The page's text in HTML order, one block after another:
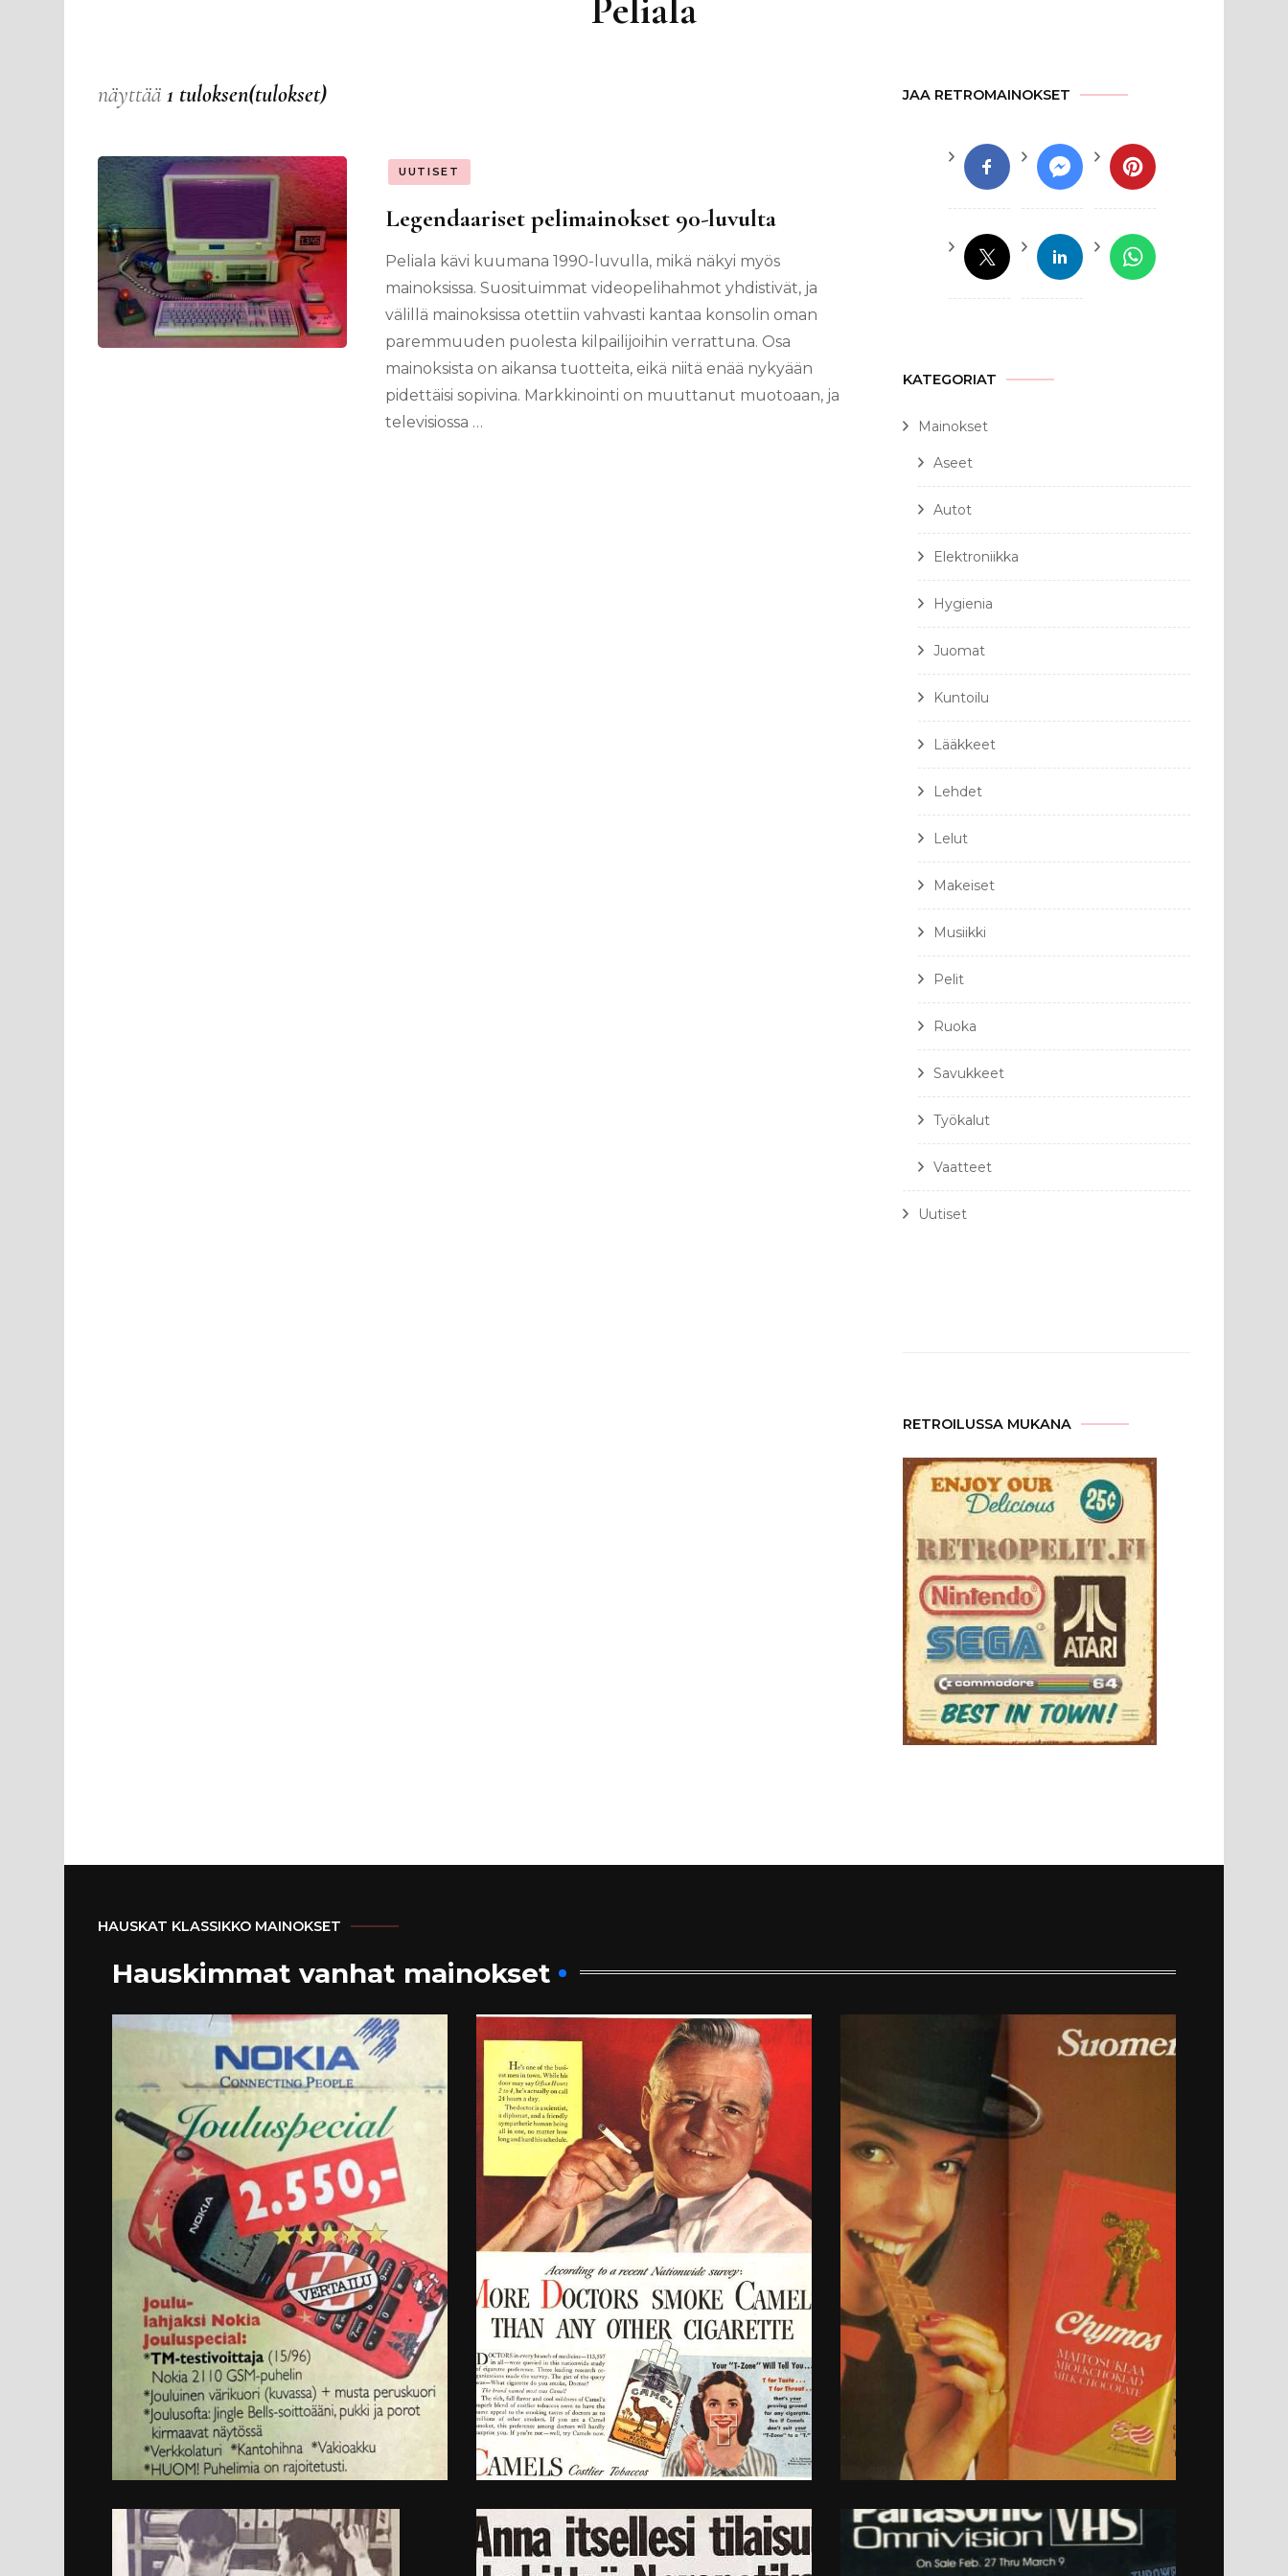
näyttää 1 tuloksen(tulokset)
UUTISET
Legendaariset pelimainokset 90-luvulta
Peliala kävi kuumana 1990-luvulla, mikä näkyi myös
mainoksissa. Suosituimmat videopelihahmot yhdistivät, ja
välillä mainoksissa otettiin vahvasti kantaa konsolin oman
paremmuuden puolesta kilpailijoihin verrattuna. Osa
mainoksista on aikansa tuotteita, eikä niitä enää nykyään
pidettäisi sopivina. Markkinointi on muuttanut muotoaan, ja
televisiossa …
JAA RETROMAINOKSET
KATEGORIAT
Mainokset
Aseet
Autot
Elektroniikka
Hygienia
Juomat
Kuntoilu
Lääkkeet
Lehdet
Lelut
Makeiset
Musiikki
Pelit
Ruoka
Savukkeet
Työkalut
Vaatteet
Uutiset
RETROILUSSA MUKANA
HAUSKAT KLASSIKKO MAINOKSET
Hauskimmat vanhat mainokset